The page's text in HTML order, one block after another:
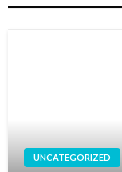
UNCATEGORIZED